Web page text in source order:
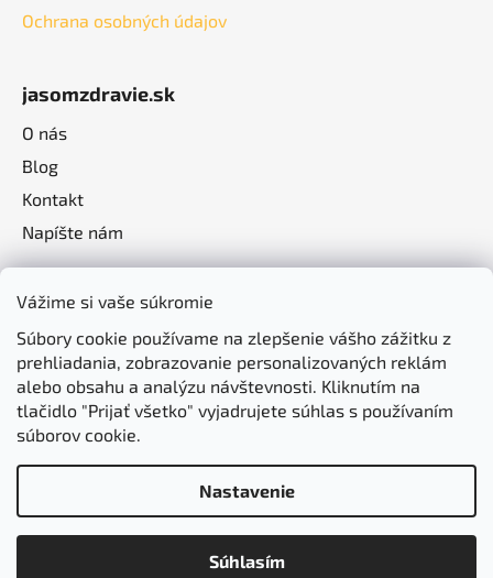
Vážime si vaše súkromie
Súbory cookie používame na zlepšenie vášho zážitku z
prehliadania, zobrazovanie personalizovaných reklám
alebo obsahu a analýzu návštevnosti. Kliknutím na
tlačidlo "Prijať všetko" vyjadrujete súhlas s používaním
súborov cookie.
Nastavenie
Súhlasím
Ochrana osobných údajov
jasomzdravie.sk
O nás
Blog
Kontakt
Napíšte nám
Vytvoril Shoptet
jasomzdravie.sk